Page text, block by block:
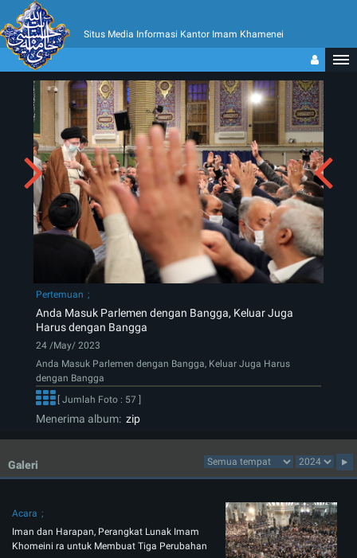
Situs Media Informasi Kantor Imam Khamenei
Pertemuan
Anda Masuk Parlemen dengan Bangga, Keluar Juga
Harus dengan Bangga
24 /May/ 2023
Anda Masuk Parlemen dengan Bangga, Keluar Juga Harus
dengan Bangga
[ Jumlah Foto : 57 ]
Menerima album: zip
Galeri
Acara
Iman dan Harapan, Perangkat Lunak Imam
Khomeini ra untuk Membuat Tiga Perubahan